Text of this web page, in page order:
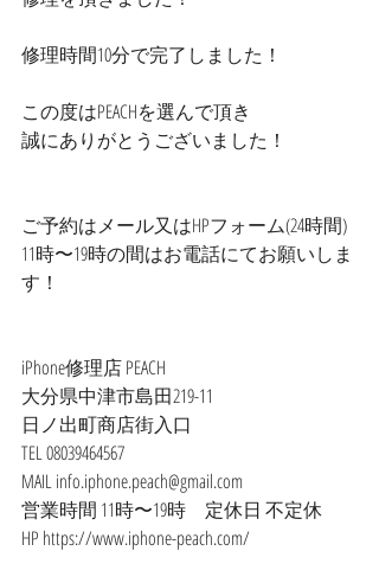
修理時間10分で完了しました！
この度はPEACHを選んで頂き
誠にありがとうございました！
ご予約はメール又はHPフォーム(24時間)
11時〜19時の間はお電話にてお願いしま
す！
iPhone修理店 PEACH
大分県中津市島田219-11
日ノ出町商店街入口
TEL 08039464567
MAIL info.iphone.peach@gmail.com
営業時間 11時〜19時　定休日 不定休
HP https://www.iphone-peach.com/